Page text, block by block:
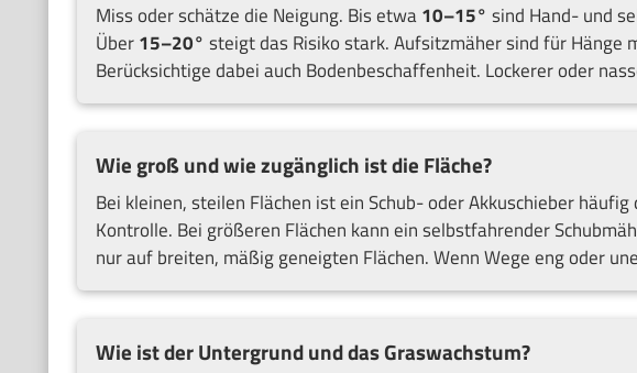
Miss oder schätze die Neigung. Bis etwa10–15° sind Hand- und
Über15–20° steigt das Risiko stark. Aufsitzmäher sind für Hänge
Berücksichtige dabei auch Bodenbeschaffenheit. Lockerer oder
Wie groß und wie zugänglich ist die Fläche?
Bei kleinen, steilen Flächen ist ein Schub- oder Akkuschieber
Kontrolle. Bei größeren Flächen kann ein selbstfahrender
nur auf breiten, mäßig geneigten Flächen. Wenn Wege eng oder
Wie ist der Untergrund und das Graswachstum?